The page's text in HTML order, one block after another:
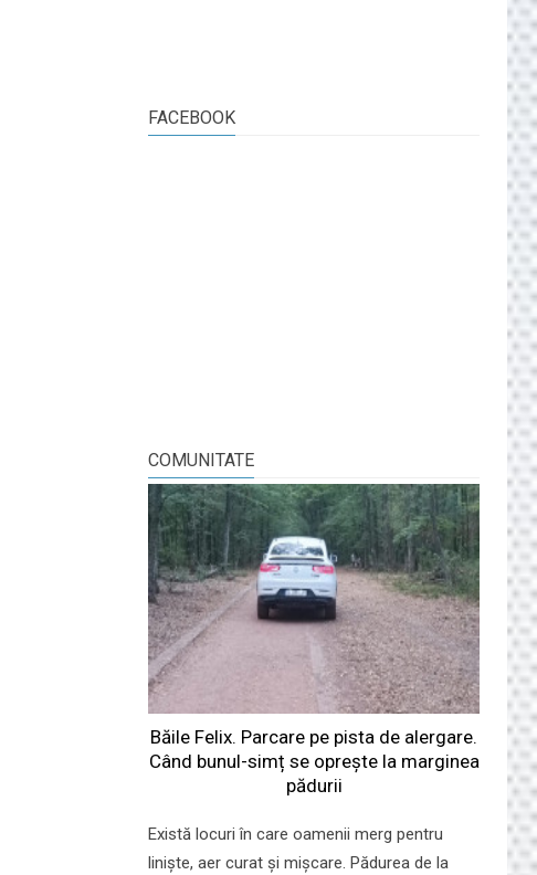
FACEBOOK
COMUNITATE
Băile Felix. Parcare pe pista de alergare.
Când bunul-simț se oprește la marginea
pădurii
Există locuri în care oamenii merg pentru
liniște, aer curat și mișcare. Pădurea de la